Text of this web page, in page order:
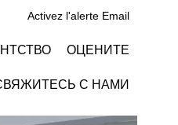
Activez l'alerte Email
ОЦЕНИТЕ
С НАМИ